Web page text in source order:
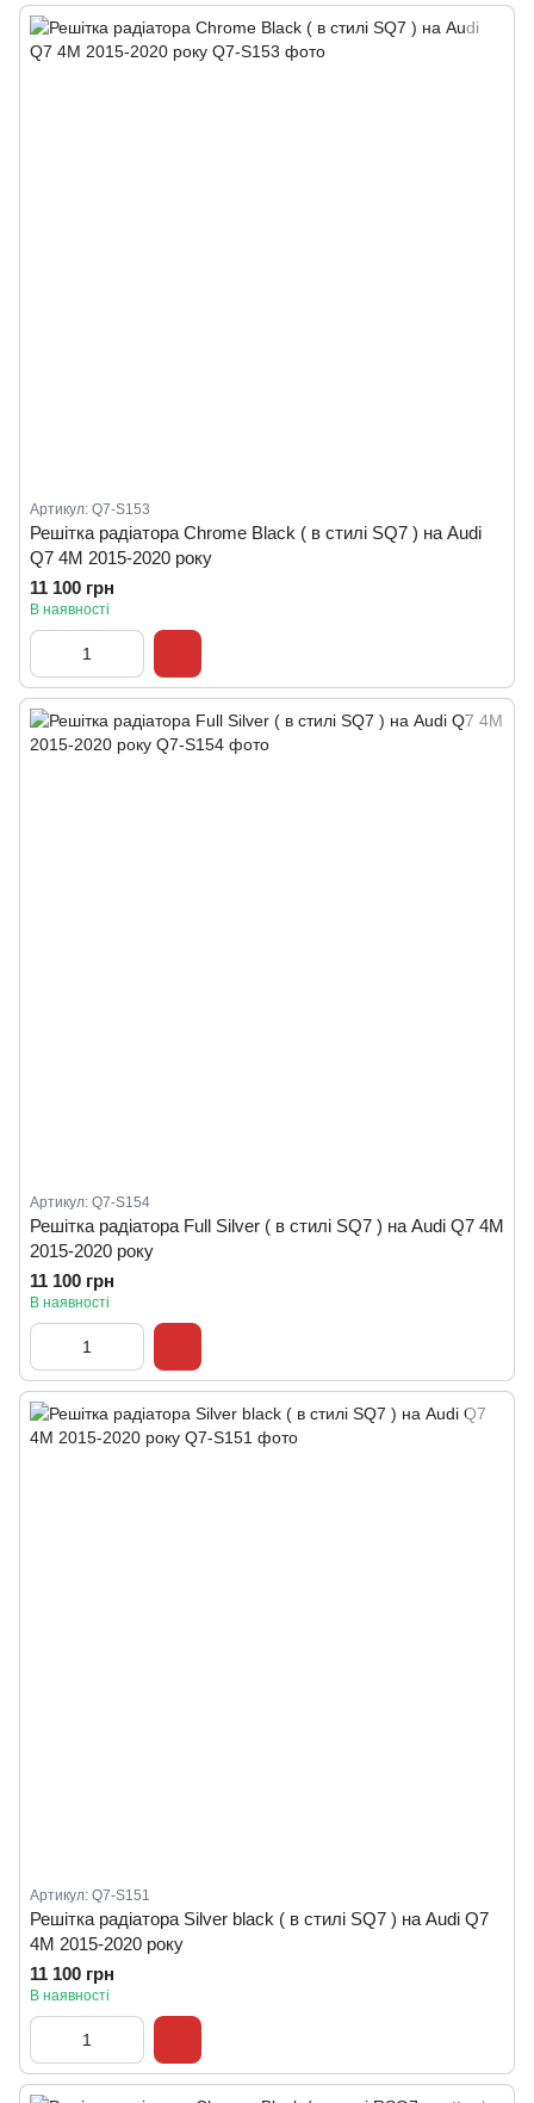
Артикул: Q7-S153
Решітка радіатора Chrome Black ( в стилі SQ7 ) на Audi
Q7 4M 2015-2020 року
11 100 грн
В наявності
Артикул: Q7-S154
Решітка радіатора Full Silver ( в стилі SQ7 ) на Audi Q7 4M
2015-2020 року
11 100 грн
В наявності
Артикул: Q7-S151
Решітка радіатора Silver black ( в стилі SQ7 ) на Audi Q7
4M 2015-2020 року
11 100 грн
В наявності